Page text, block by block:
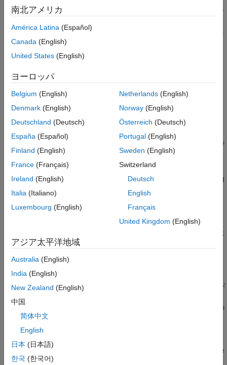
オブジェクト関数
例
拡張機能
バージョン履歴
す。環境から観測されたランドマークを取り込んで既知のランド
マークと比較し、関連付けと新しいランドマークを検出します。
関連付けを使用して状態と状態の共分散を補正します。新しいラ
ンドマークは状態ベクトル内で拡張されます。
構文
slamObj = ekfSLAM(Name,Value)
slamObj = ekfSLAM('MaxNumLandmark',N,Name,Value)
slamObj =
ekfSLAM('MaxNumLandmark',N,‘MaxNumPoseStored’,M,Name,Value
)
説明
slamObj= ekfSLAM
は、既定のプロパティを使用して EKF SLAM
オブジェクトを作成します。
= ekfSLAM(
は、前述した構文の入力引数の
任意の組み合わせに加え、1 つ以上の名前と値のペアの引数を使
用してプロパティを設定します。指定されていないプロパティは
すべて既定値になります。
slamObj= ekfSLAM('MaxNumLandmark'
は、コード
を指定します。このランドマーク数の制限は、コード生成時にの
み適用されます。
slamObj =
ekfSLAM( 'MaxNumLandmark' Name,Value
)は、コード生成時に状態ベクトルに含まれるランドマークの最
南北アメリカ
América Latina (Español)
Canada (English)
United States (English)
ヨーロッパ
Belgium (English)
Denmark (English)
Deutschland (Deutsch)
España (Español)
Finland (English)
France (Français)
Ireland (English)
Italia (Italiano)
Luxembourg (English)
Netherlands(English)
Norway(English)
Österreich (Deutsch)
Portugal(English)
Sweden (English)
Switzerland
Deutsch
English
Français
United Kingdom (English)
アジア太平洋地域
Australia (English)
India (English)
New Zealand (English)
中国
简体中文
English
日本 (日本語)
한국 (한국어)